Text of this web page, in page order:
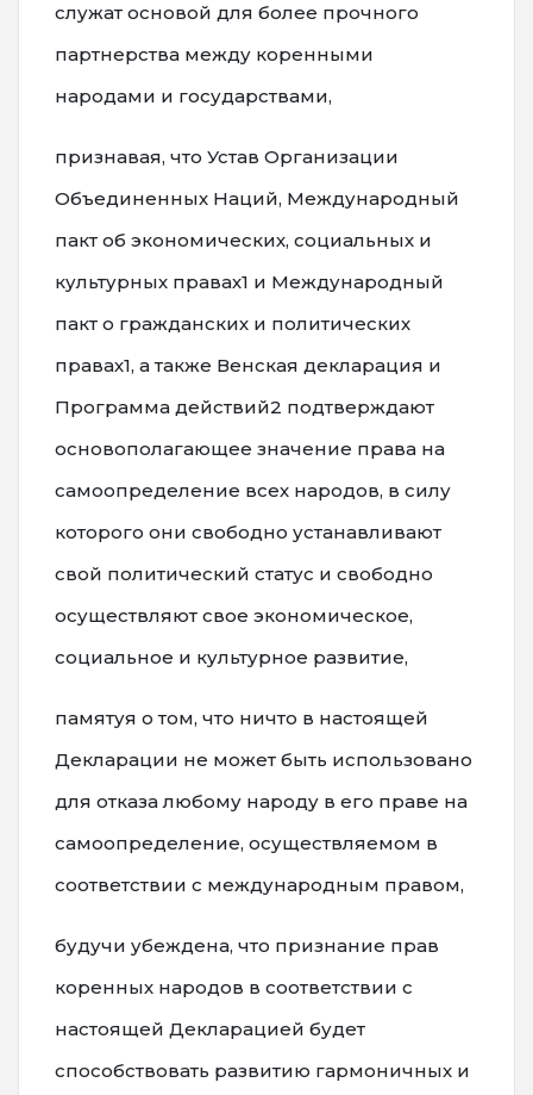
служат основой для более прочного
партнерства между коренными
народами и государствами,
признавая, что Устав Организации
Объединенных Наций, Международный
пакт об экономических, социальных и
культурных правах1 и Международный
пакт о гражданских и политических
правах1, а также Венская декларация и
Программа действий2 подтверждают
основополагающее значение права на
самоопределение всех народов, в силу
которого они свободно устанавливают
свой политический статус и свободно
осуществляют свое экономическое,
социальное и культурное развитие,
памятуя о том, что ничто в настоящей
Декларации не может быть использовано
для отказа любому народу в его праве на
самоопределение, осуществляемом в
соответствии с международным правом,
будучи убеждена, что признание прав
коренных народов в соответствии с
настоящей Декларацией будет
способствовать развитию гармоничных и